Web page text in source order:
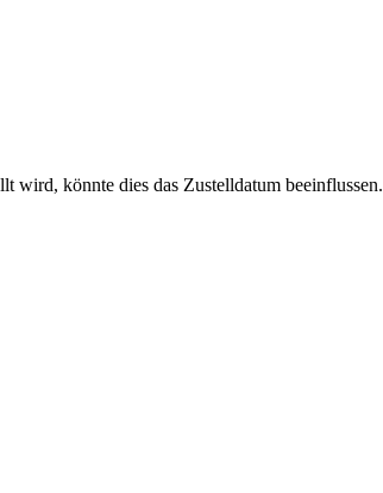
wird, könnte dies das Zustelldatum beeinflussen.